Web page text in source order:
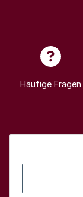
Häufige Fragen